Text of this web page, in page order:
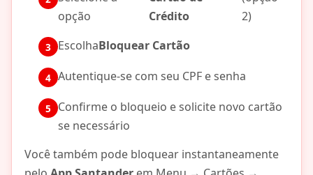
opção
Crédito
2)
EscolhaBloquear Cartão
Autentique-se com seu CPF e senha
Confirme o bloqueio e solicite novo cartão
se necessário
Você também pode bloquear instantaneamente